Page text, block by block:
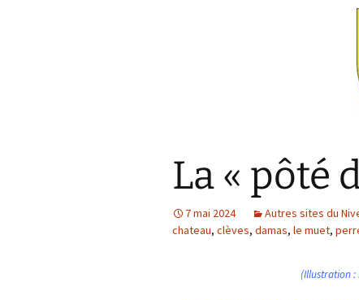
La « pôté
7 mai 2024 Autres sites du
chateau, clèves, damas, le muet,
(Illustration :